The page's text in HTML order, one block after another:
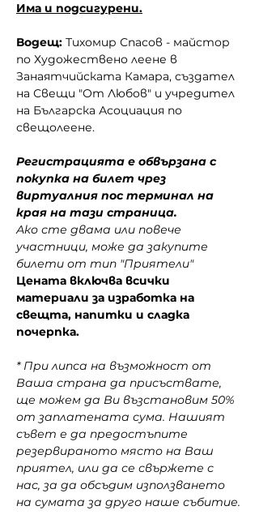
Има и подсигурени.
Водещ: Тихомир Спасов - майстор
по Художествено леене в
Занаятчийската Камара, създател
на Свещи "От Любов" и учредител
на Българска Асоциация по
свещолеене.
Регистрацията е обвързана с
покупка на билет чрез
виртуалния пос терминал на
края на тази страница.
Ако сте двама или повече
участници, може да закупите
билети от тип "Приятели"
Цената включва всички
материали за изработка на
свещта, напитки и сладка
почерпка.
* При липса на възможност от
Ваша страна да присъствате,
ще можем да Ви възстановим 50%
от заплатената сума. Нашият
съвет е да предостъпите
резервираното място на Ваш
приятел, или да се свържете с
нас, за да обсъдим използването
на сумата за друго наше събитие.